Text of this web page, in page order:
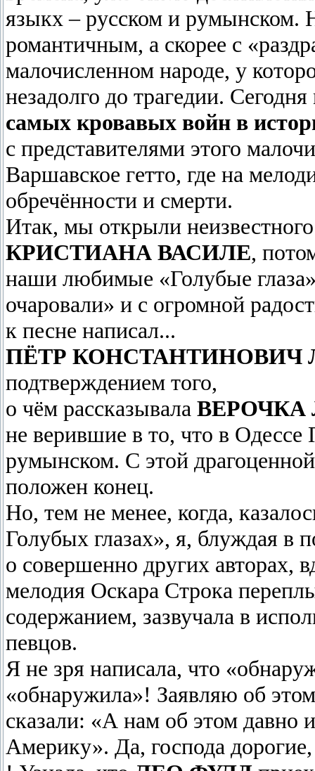
языкх – русском и румынском.
романтичным, а скорее с
малочисленном народе, у
незадолго до трагедии.
самых кровавых войн в
с прeдставителями этого
Варшавское гетто, где на
обречённости и смерти.
Итак, мы открыли
КРИСТИАНА ВАСИЛЕ,
наши любимые «Голубые
очаровали» и с огромной
к песне написал...
ПЁТР КОНСТАНТИНОВИЧ
подтверждением того,
о чём рассказывала
не верившие в то, что в
румынском. С этой
положен конец.
Но, тем не менее, когда,
Голубых глазах», я, блуждая в
о совершенно других авторах,
мелодия Оскара Строка
содержанием, зазвучала в
певцов.
Я не зря написала, что
«обнаружила»! Заявляю об
сказали: «А нам об этом давно
Америку». Да, господа